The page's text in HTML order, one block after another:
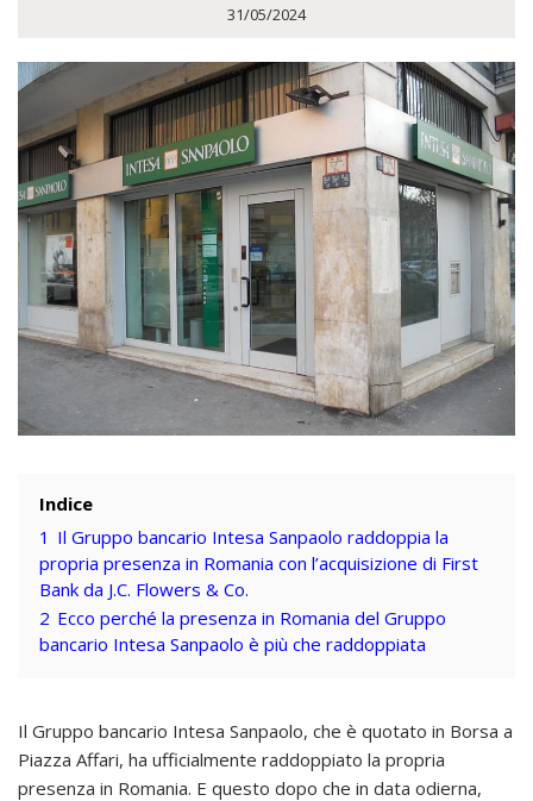
31/05/2024
Indice
1 Il Gruppo bancario Intesa Sanpaolo raddoppia la
propria presenza in Romania con l’acquisizione di First
Bank da J.C. Flowers & Co.
2 Ecco perché la presenza in Romania del Gruppo
bancario Intesa Sanpaolo è più che raddoppiata
Il Gruppo bancario Intesa Sanpaolo, che è quotato in Borsa a
Piazza Affari, ha ufficialmente raddoppiato la propria
presenza in Romania. E questo dopo che in data odierna,